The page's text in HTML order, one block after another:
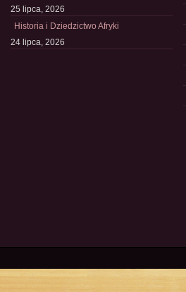
25 lipca, 2026
Historia i Dziedzictwo Afryki
24 lipca, 2026